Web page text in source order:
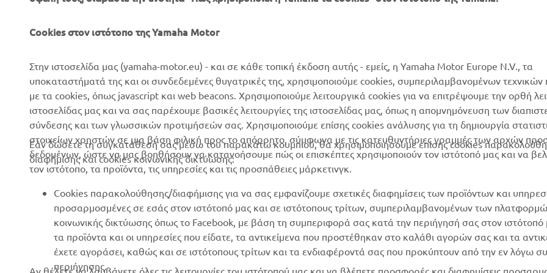
ΕΤΑΙΡΕΊΑ
Σχετικά με Εμάς
Νέα
Επικοινωνία
Δίκτυο Επίσημων
Συνεργατών
Εκδηλώσεις
Τύπος
Φυλλάδια
Εργασία στη Yamaha
Γίνετε έμπορος
B2B
Συστήματα eBike
Αρχές
Γήπεδα γκολφ
Πρώτοι ανταποκριτές
Σχολές οδήγησης
Robotics
Συνεργασίες
Τεχνικές πληροφορίες για
ανεξάρτητους εμπόρους
Yamalube Safety Data
Sheets
MyYamaha
Yamaha Music
Yamaha Racing
Yamaha Motor Global
Mobile Apps
Κατάλογος Ανταλλακτικών
Αίτηση συντήρησης
Δίκτυο Συνεργατών
διαχείριση των
χρησιμοποιημένων
μπαταριών
Cookies στον ιστότοπο της Yamaha Motor
Στην ιστοσελίδα μας (yamaha-motor.eu) - και σε κάθε τοπική έκδοση αυτής - εμείς, η Yamaha Motor Europe N.V., τα
υποκαταστήματά της και οι συνδεδεμένες θυγατρικές της, χρησιμοποιούμε cookies, συμπεριλαμβανομένων
με τα cookies, όπως javascript και web beacons. Χρησιμοποιούμε λειτουργικά cookies για να επιτρέψουμε την ορθή
ιστοσελίδας μας και να σας παρέχουμε βασικές λειτουργίες της ιστοσελίδας μας, όπως η απομνημόνευση των
σύνδεσης και των γλωσσικών προτιμήσεών σας. Χρησιμοποιούμε επίσης cookies ανάλυσης για τη δημιουργία
στοιχείων χρηστών σε μια βάση φιλική προς το απόρρητο, σύμφωνα με τις κατευθυντήριες γραμμές των αρχών
δεδομένων, ώστε να μας βοηθήσουν να κατανοήσουμε πώς οι επισκέπτες χρησιμοποιούν τον ιστότοπό μας και να
τον ιστότοπο, τα προϊόντα, τις υπηρεσίες και τις προσπάθειες μάρκετινγκ.
Εάν δώσετε τη συγκατάθεσή σας μέσω του παρακάτω κουμπιού, θα χρησιμοποιήσουμε επίσης cookies
διαφήμισης και cookies κοινωνικής δικτύωσης:
Cookies παρακολούθησης/διαφήμισης για να σας εμφανίζουμε σχετικές διαφημίσεις των προϊόντων και
προσαρμοσμένες σε εσάς στον ιστότοπό μας και σε ιστότοπους τρίτων, συμπεριλαμβανομένων των
κοινωνικής δικτύωσης όπως το Facebook, με βάση τη συμπεριφορά σας κατά την περιήγησή σας στον
τα προϊόντα και οι υπηρεσίες που είδατε, τα αντικείμενα που προστέθηκαν στο καλάθι αγορών σας και τα
έχετε αγοράσει, καθώς και σε ιστότοπους τρίτων και τα ενδιαφέροντά σας που προκύπτουν από την εν λόγω
περιήγησης.
Αν θέλετε να λαμβάνετε όλες τις λειτουργίες του ιστότοπού μας και να βλέπετε προσφορές και διαφημίσεις